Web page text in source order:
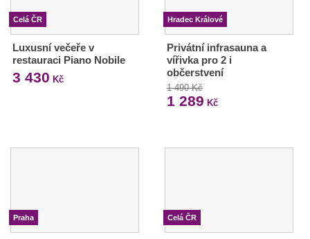
Celá ČR
Luxusní večeře v
restauraci Piano Nobile
3 430 Kč
Hradec Králové
Privátní infrasauna a
vířivka pro 2 i
občerstvení
1 490 Kč
1 289 Kč
Praha Celá ČR